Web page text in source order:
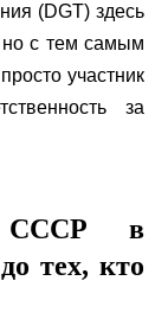
(DGT) здесь
но с тем самым
участник
за
СССР в
тех, кто